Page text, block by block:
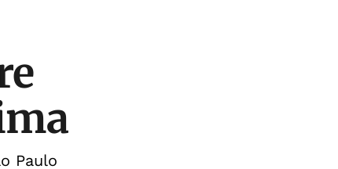
Paulo